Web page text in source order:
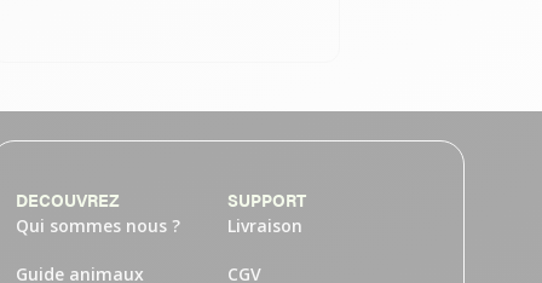
DECOUVREZ
Qui sommes nous ?
Guide animaux
SUPPORT
Livraison
CGV